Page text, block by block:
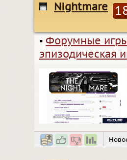
Nightmare
▪ Форумные
эпизодическая